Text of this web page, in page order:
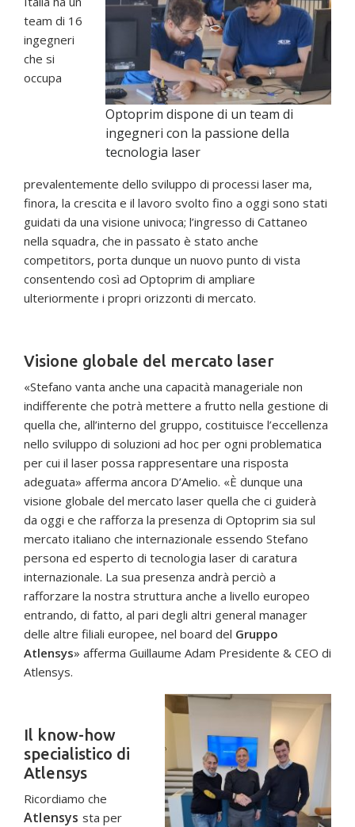
Optoprim dispone di un team di
ingegneri con la passione della
tecnologia laser
team di 16
ingegneri
che si
occupa
prevalentemente dello sviluppo di processi laser ma,
finora, la crescita e il lavoro svolto fino a oggi sono stati
guidati da una visione univoca; l’ingresso di Cattaneo
nella squadra, che in passato è stato anche
competitors, porta dunque un nuovo punto di vista
consentendo così ad Optoprim di ampliare
ulteriormente i propri orizzonti di mercato.
Visione globale del mercato laser
«Stefano vanta anche una capacità manageriale non
indifferente che potrà mettere a frutto nella gestione di
quella che, all’interno del gruppo, costituisce l’eccellenza
nello sviluppo di soluzioni ad hoc per ogni problematica
per cui il laser possa rappresentare una risposta
adeguata» afferma ancora D’Amelio. «È dunque una
visione globale del mercato laser quella che ci guiderà
da oggi e che rafforza la presenza di Optoprim sia sul
mercato italiano che internazionale essendo Stefano
persona ed esperto di tecnologia laser di caratura
internazionale. La sua presenza andrà perciò a
rafforzare la nostra struttura anche a livello europeo
entrando, di fatto, al pari degli altri general manager
delle altre filiali europee, nel board del Gruppo
Atlensys» afferma Guillaume Adam Presidente & CEO di
Atlensys.
Il know-how
specialistico di
Atlensys
Ricordiamo che
Atlensys sta per